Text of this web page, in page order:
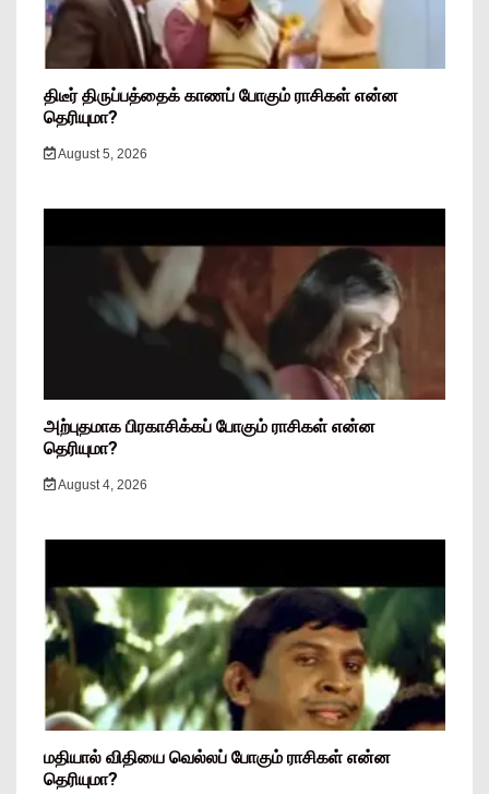
திடீர் திருப்பத்தைக் காணப் போகும் ராசிகள் என்ன
தெரியுமா?
August 5, 2026
அற்புதமாக பிரகாசிக்கப் போகும் ராசிகள் என்ன
தெரியுமா?
August 4, 2026
மதியால் விதியை வெல்லப் போகும் ராசிகள் என்ன
தெரியுமா?